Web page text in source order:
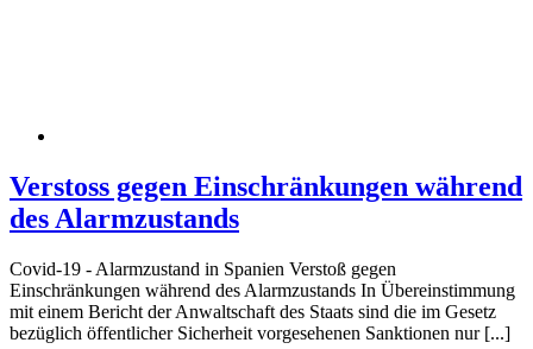
Verstoss gegen Einschränkungen während
des Alarmzustands
Covid-19 - Alarmzustand in Spanien Verstoß gegen
Einschränkungen während des Alarmzustands In Übereinstimmung
mit einem Bericht der Anwaltschaft des Staats sind die im Gesetz
bezüglich öffentlicher Sicherheit vorgesehenen Sanktionen nur [...]